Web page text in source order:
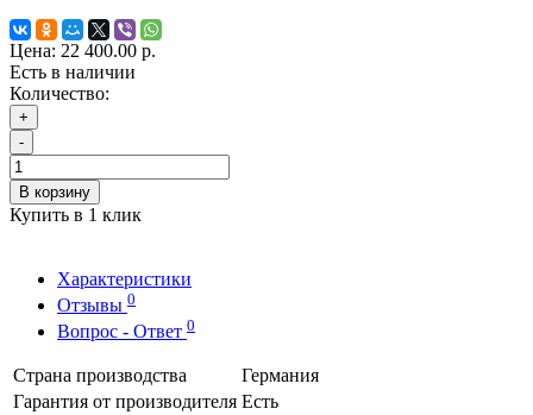
Цена: 22 400.00 р.
Есть в наличии
Количество:
+
-
В корзину
Купить в 1 клик
Характеристики
Отзывы 0
Вопрос - Ответ 0
Страна производства
Германия
Гарантия от производителя Есть